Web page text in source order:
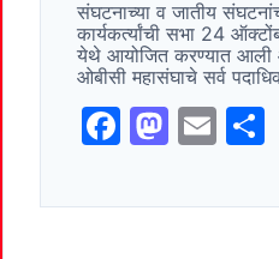
संघटनाच्या व जातीय
कार्यकर्त्यांची सभा 24
येथे आयोजित करण्यात आली
ओबीसी महासंघाचे सर्व
F
c
M
st
E
ai
o
o
k
o
n